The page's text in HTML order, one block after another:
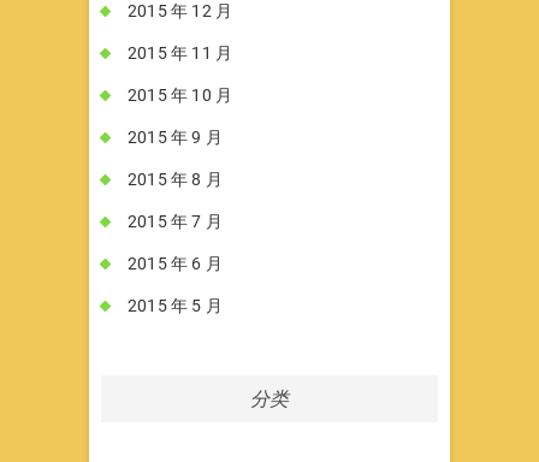
2015 年 12 月
2015 年 11 月
2015 年 10 月
2015 年 9 月
2015 年 8 月
2015 年 7 月
2015 年 6 月
2015 年 5 月
分类